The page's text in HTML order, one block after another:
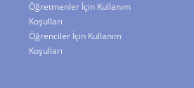
Öğretmenler İçin Kullanım
Koşulları
Öğrenciler İçin Kullanım
Koşulları